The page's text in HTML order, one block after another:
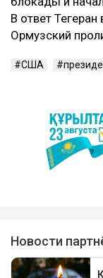
В ответ
Ормузский
США